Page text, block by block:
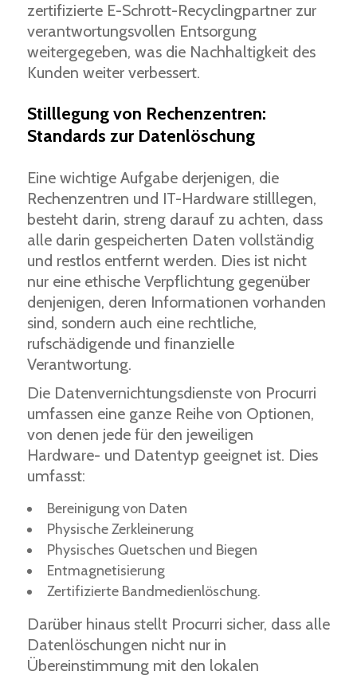
zertifizierte E-Schrott-Recyclingpartner zur
verantwortungsvollen Entsorgung
weitergegeben, was die Nachhaltigkeit des
Kunden weiter verbessert.
Stilllegung von Rechenzentren:
Standards zur Datenlöschung
Eine wichtige Aufgabe derjenigen, die
Rechenzentren und IT-Hardware stilllegen,
besteht darin, streng darauf zu achten, dass
alle darin gespeicherten Daten vollständig
und restlos entfernt werden. Dies ist nicht
nur eine ethische Verpflichtung gegenüber
denjenigen, deren Informationen vorhanden
sind, sondern auch eine rechtliche,
rufschädigende und finanzielle
Verantwortung.
Die Datenvernichtungsdienste von Procurri
umfassen eine ganze Reihe von Optionen,
von denen jede für den jeweiligen
Hardware- und Datentyp geeignet ist. Dies
umfasst:
Bereinigung von Daten
Physische Zerkleinerung
Physisches Quetschen und Biegen
Entmagnetisierung
Zertifizierte Bandmedienlöschung.
Darüber hinaus stellt Procurri sicher, dass alle
Datenlöschungen nicht nur in
Übereinstimmung mit den lokalen